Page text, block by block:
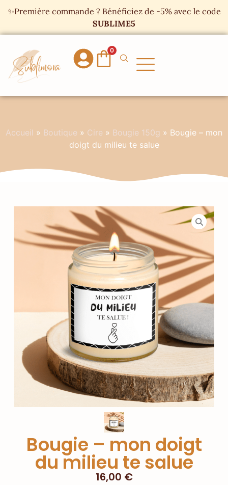
✨Première commande ? Bénéficiez de -5% avec le code
SUBLIME5
0
Accueil » Boutique » Cire » Bougie 150g » Bougie – mon
doigt du milieu te salue
Bougie – mon doigt
du milieu te salue
16,00 €
Panneau de gestion des cookies